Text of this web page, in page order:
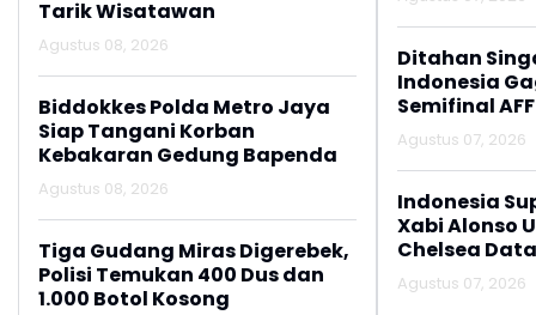
Tarik Wisatawan
Agustus 08, 2026
Biddokkes Polda Metro Jaya
Siap Tangani Korban
Kebakaran Gedung Bapenda
Agustus 08, 2026
Tiga Gudang Miras Digerebek,
Polisi Temukan 400 Dus dan
1.000 Botol Kosong
Ditahan
Indonesia
Semifinal
Agustus 07, 2026
Indonesia
Xabi Alonso
Chelsea
Agustus 07, 2026